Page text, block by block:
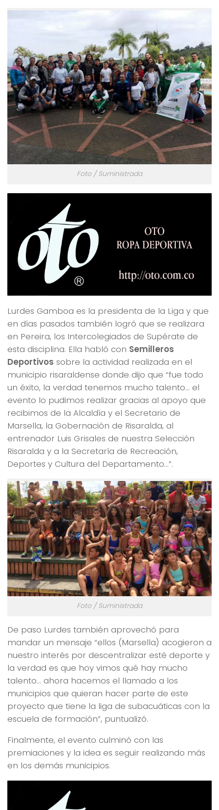
Foto / Suministrada
Lurdes Gamboa es la presidenta de la Liga y que
en días pasados también logró que se realizara
en Pereira, los Intercolegiados de Supérate de
esta disciplina. Ella habló con Semilleros
Deportivos sobre la actividad realizada en el
municipio risaraldense donde dijo que “fue todo
un éxito, la verdad tenemos mucho talento… el
evento lo pudimos realizar gracias al apoyo que
recibimos de la Alcaldía y el Secretario de
Marsella, la Gobernación de Risaralda, al
entrenador Luis Grisales de nuestra Selección
Risaralda y a la Secretaría de Recreación,
Deportes y Cultura del Departamento…”.
Foto / Suministrada
De paso Lurdes también aprovechó para
mandar un mensaje “ellos (Marsella) acogieron a
nuestro interés por descentralizar esté deporte y
la verdad es que hoy vimos qué hay mucho
talento… ahora hacemos el llamado a los
municipios que quieran hacer parte de este
proyecto que tiene la liga de subacuáticas con la
escuela de formación”, puntualizó.
Finalmente, el evento culminó con las
premiaciones y la idea es seguir realizando más
en los demás municipios.